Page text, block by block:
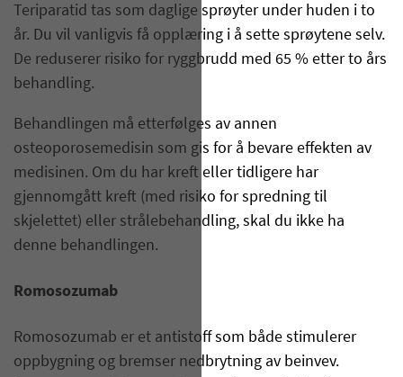
Teriparatid tas som daglige sprøyter under huden i to
år. Du vil vanligvis få opplæring i å sette sprøytene selv.
De reduserer risiko for ryggbrudd med 65 % etter to års
behandling.
Behandlingen må etterfølges av annen
osteoporosemedisin som gis for å bevare effekten av
medisinen. Om du har kreft eller tidligere har
gjennomgått kreft (med risiko for spredning til
skjelettet) eller strålebehandling, skal du ikke ha
denne behandlingen.
Romosozumab
Romosozumab er et antistoff som både stimulerer
oppbygning og bremser nedbrytning av beinvev.